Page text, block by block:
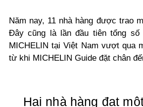
Năm nay, 11 nhà hàng được trao
Đây cũng là lần đầu tiên tổng số
MICHELIN tại Việt Nam vượt qua
từ khi MICHELIN Guide đặt chân
Hai nhà hàng đạt